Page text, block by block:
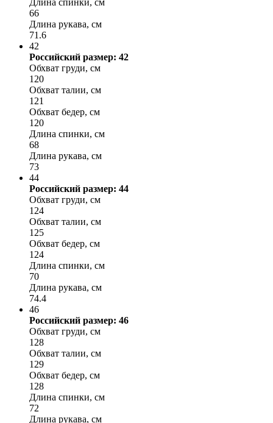
66
Длина рукава, см
71.6
42
Российский размер: 42
Обхват груди, см
120
Обхват талии, см
121
Обхват бедер, см
120
Длина спинки, см
68
Длина рукава, см
73
44
Российский размер: 44
Обхват груди, см
124
Обхват талии, см
125
Обхват бедер, см
124
Длина спинки, см
70
Длина рукава, см
74.4
46
Российский размер: 46
Обхват груди, см
128
Обхват талии, см
129
Обхват бедер, см
128
Длина спинки, см
72
Длина рукава, см